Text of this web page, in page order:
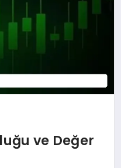
ve Değer